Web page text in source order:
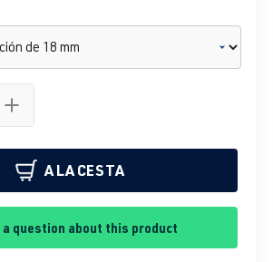
A LA CESTA
question about this product